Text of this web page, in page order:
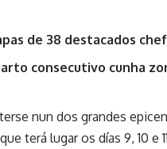
de 38 destacados
consecutivo cunha
nun dos grandes
terá lugar os días 9, 10 e